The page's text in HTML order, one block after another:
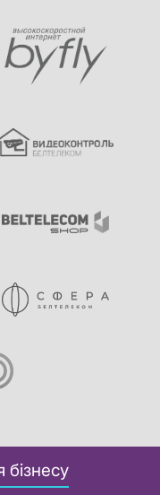
бізнесу